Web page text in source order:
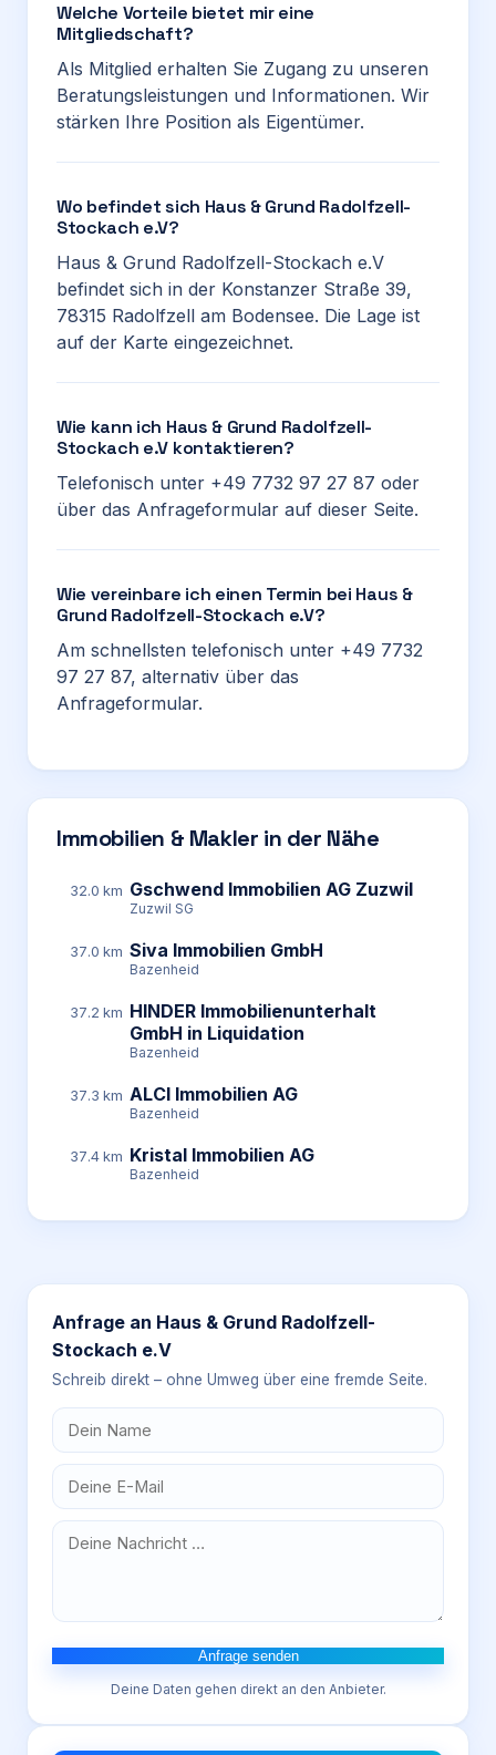
Welche Vorteile bietet mir eine
Mitgliedschaft?
Als Mitglied erhalten Sie Zugang zu unseren
Beratungsleistungen und Informationen. Wir
stärken Ihre Position als Eigentümer.
Wo befindet sich Haus & Grund Radolfzell-
Stockach e.V?
Haus & Grund Radolfzell-Stockach e.V
befindet sich in der Konstanzer Straße 39,
78315 Radolfzell am Bodensee. Die Lage ist
auf der Karte eingezeichnet.
Wie kann ich Haus & Grund Radolfzell-
Stockach e.V kontaktieren?
Telefonisch unter +49 7732 97 27 87 oder
über das Anfrageformular auf dieser Seite.
Wie vereinbare ich einen Termin bei Haus &
Grund Radolfzell-Stockach e.V?
Am schnellsten telefonisch unter +49 7732
97 27 87, alternativ über das
Anfrageformular.
Immobilien & Makler in der Nähe
32.0 km Gschwend Immobilien AG Zuzwil
Zuzwil SG
37.0 km Siva Immobilien GmbH
Bazenheid
37.2 km HINDER Immobilienunterhalt
GmbH in Liquidation
Bazenheid
37.3 km ALCI Immobilien AG
Bazenheid
37.4 km Kristal Immobilien AG
Bazenheid
Anfrage an Haus & Grund Radolfzell-
Stockach e.V
Schreib direkt – ohne Umweg über eine fremde Seite.
Anfrage senden
Deine Daten gehen direkt an den Anbieter.